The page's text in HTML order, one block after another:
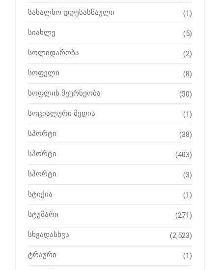
სახალხო დღესასწაული (1)
სიახლე (5)
სოლიდარობა (2)
სოფელი (8)
სოფლის მეურნეობა (30)
სოციალური მედია (1)
სპორტი (38)
სპორტი (403)
სპორტი (3)
სტიქია (1)
სტუმარი (271)
სხვადასხვა (2,523)
ტრაური (1)